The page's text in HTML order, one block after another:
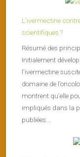
L’ivermectine
scientifiques ?
Résumé des
Initialement
l’ivermectine
domaine de
montrent qu’elle
impliqués dans la
publiées...